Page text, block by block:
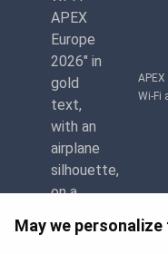
May we
Wi-Fi